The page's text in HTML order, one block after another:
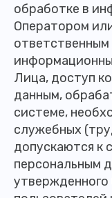
обработке в
Оператором
ответственным
Лица, доступ
данным,
системе,
служебных
допускаются к
персональным